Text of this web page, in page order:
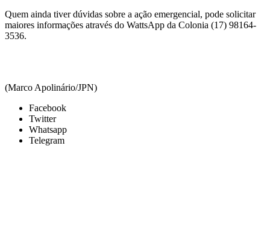
Quem ainda tiver dúvidas sobre a ação emergencial, pode solicitar
maiores informações através do WattsApp da Colonia (17) 98164-
3536.
(Marco Apolinário/JPN)
Facebook
Twitter
Whatsapp
Telegram